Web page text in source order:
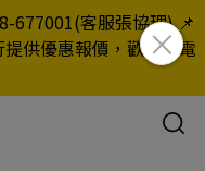
677001(客服張協理) 📌
供優惠報價，歡迎來電